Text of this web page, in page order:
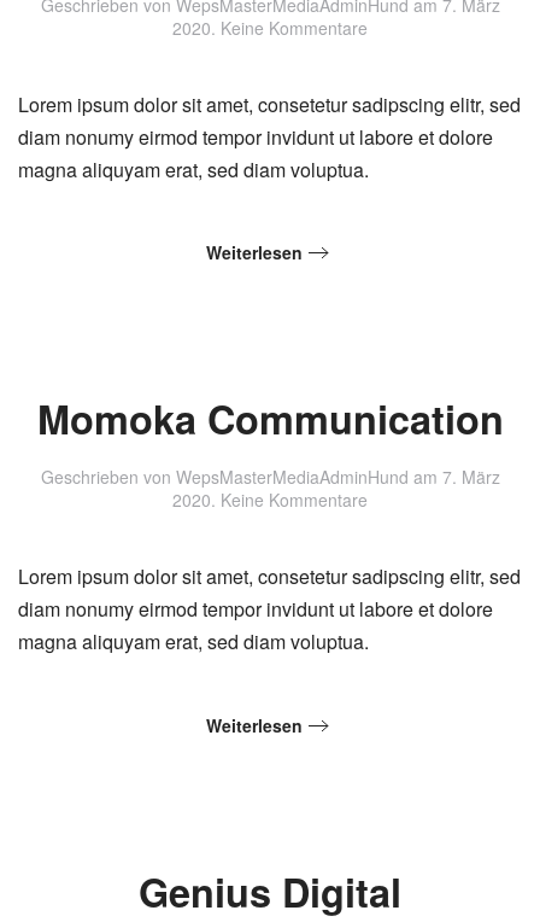
2020. Keine Kommentare
Studio
Lorem ipsum dolor sit amet, consetetur sadipscing elitr, sed
diam nonumy eirmod tempor invidunt ut labore et dolore
magna aliquyam erat, sed diam voluptua.
Weiterlesen
Momoka Communication
Geschrieben von WepsMasterMediaAdminHund am 7. März
2020. Keine Kommentare
Lorem ipsum dolor sit amet, consetetur sadipscing elitr, sed
diam nonumy eirmod tempor invidunt ut labore et dolore
magna aliquyam erat, sed diam voluptua.
Weiterlesen
Genius Digital